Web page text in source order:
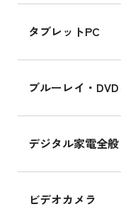
タブレットPC
ブルーレイ・
デジタル家電全般
ビデオカメラ
iPad mini
iPhone 16
iPhone 16
iPad Air
iPad Air